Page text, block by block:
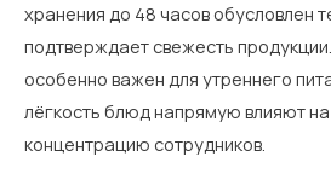
хранения до 48 часов обусловлен
подтверждает свежесть
особенно важен для утреннего
лёгкость блюд напрямую влияют
концентрацию сотрудников.